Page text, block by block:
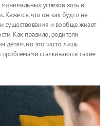
успехов хоть в
Кажется, что он как будто не
существования и вообще живет
Как правило, родители
детям, но это часто лишь
сталкиваются такие